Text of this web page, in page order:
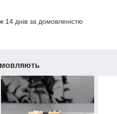
днів за домовленістю